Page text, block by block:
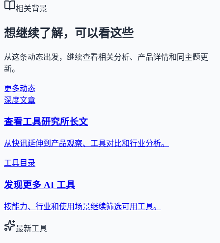
相关背景
想继续了解，可以看这些
从这条动态出发，继续查看相关分析、产品详情和同主题更
新。
更多动态
深度文章
查看工具研究所长文
从快讯延伸到产品观察、工具对比和行业分析。
工具目录
发现更多 AI 工具
按能力、行业和使用场景继续筛选可用工具。
最新工具